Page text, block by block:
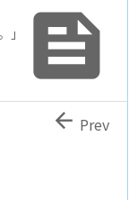

」
 Prev